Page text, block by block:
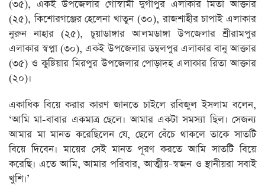
(৩৫), একই উপজেলার গোস্বামী দুর্গাপুর এলাকার মিতা আক্তার
(২৫), কিশোরগঞ্জের হেলেনা খাতুন (৩০), রাজশাহীর চাপাই এলাকার
নুরুন নাহার (২৫), চুয়াডাঙ্গার আলমডাঙ্গা উপজেলার শ্রীরামপুর
এলাকার স্বপ্না (৩০), একই উপজেলার ডম্বলপুর এলাকার বানু আক্তার
(৩৫) ও কুষ্টিয়ার মিরপুর উপজেলার পোড়াদহ এলাকার রিতা আক্তার
(২০)।
একাধিক বিয়ে করার কারণ জানতে চাইলে রবিজুল ইসলাম বলেন,
‌‘আমি মা-বাবার একমাত্র ছেলে। আমার একটা সমস্যা ছিল। সেজন্য
আমার মা মানত করেছিলেন যে, ছেলে বেঁচে থাকলে তাকে সাতটি
বিয়ে দিবেন। মায়ের সেই মানত পূরণ করতে আমি সাতটি বিয়ে
করেছি। এতে আমি, আমার পরিবার, আত্মীয়-স্বজন ও স্থানীয়রা সবাই
খুশি।’